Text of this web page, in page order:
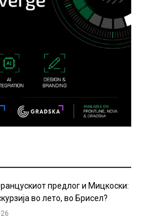
предлог и Мицкоски:
во лето, во Брисел?